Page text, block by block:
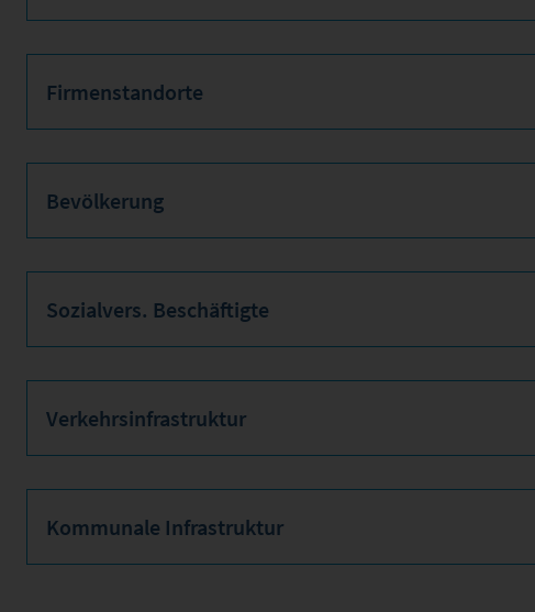
Firmenstandorte
Bevölkerung
Sozialvers. Beschäftigte
Verkehrsinfrastruktur
Kommunale Infrastruktur